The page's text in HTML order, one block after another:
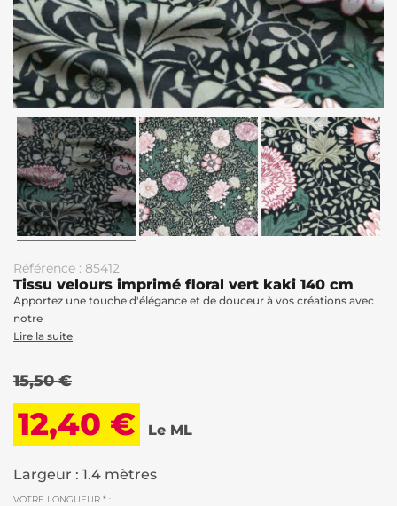
Référence : 85412
Tissu velours imprimé floral vert kaki 140 cm
Apportez une touche d'élégance et de douceur à vos créations avec
notre
Lire la suite
15,50 €
12,40 € Le ML
Largeur : 1.4 mètres
VOTRE LONGUEUR * :